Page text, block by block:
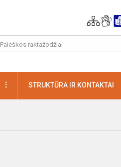
DAUGIAUSTRUKTŪRA IR KONTAKTAI